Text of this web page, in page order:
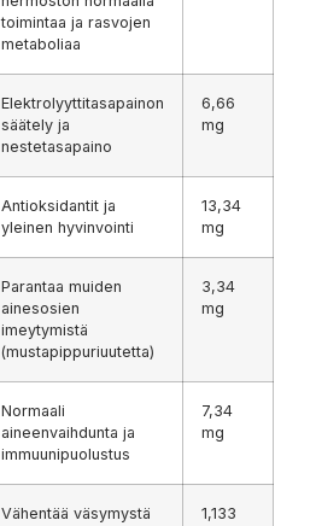
toimintaa ja rasvojen
metaboliaa
Elektrolyyttitasapainon
säätely ja
nestetasapaino
6,66
mg
Antioksidantit ja
yleinen hyvinvointi
13,34
mg
Parantaa muiden
ainesosien
imeytymistä
(mustapippuriuutetta)
3,34
mg
Normaali
aineenvaihdunta ja
immuunipuolustus
7,34
mg
Vähentää väsymystä
1,133